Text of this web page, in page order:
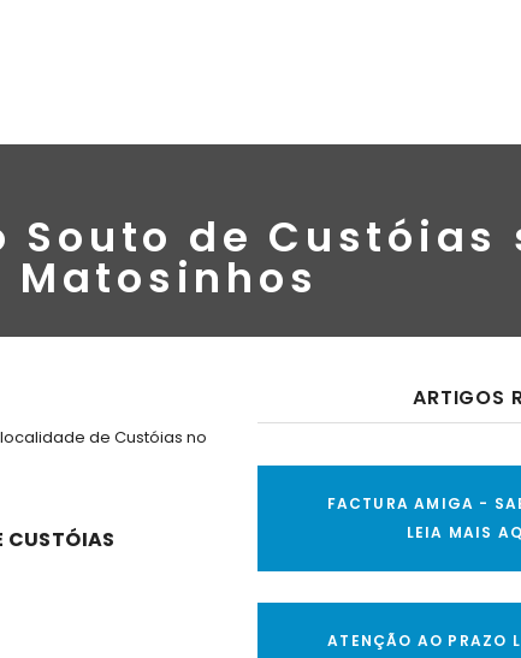
Souto de Custóias
Matosinhos
de Custóias no
CUSTÓIAS
ARTIGOS
FACTURA AMIGA -
LEIA MAIS
ATENÇÃO AO PRAZO